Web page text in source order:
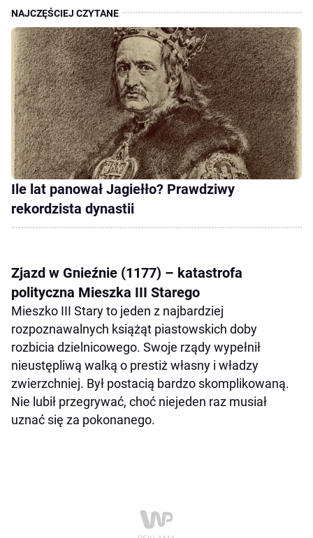
Ile lat panował Jagiełło? Prawdziwy
rekordzista dynastii
Zjazd w Gnieźnie (1177) – katastrofa
polityczna Mieszka III Starego
Mieszko III Stary to jeden z najbardziej
rozpoznawalnych książąt piastowskich doby
rozbicia dzielnicowego. Swoje rządy wypełnił
nieustępliwą walką o prestiż własny i władzy
zwierzchniej. Był postacią bardzo skomplikowaną.
Nie lubił przegrywać, choć niejeden raz musiał
uznać się za pokonanego.